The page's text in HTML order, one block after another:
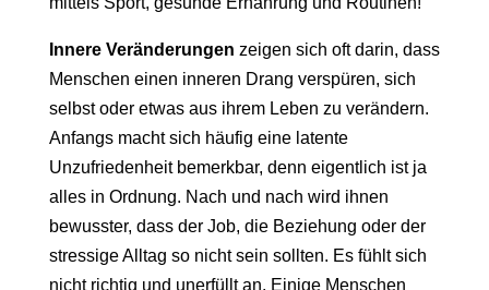
Innere Veränderungen zeigen sich oft darin, dass
Menschen einen inneren Drang verspüren, sich
selbst oder etwas aus ihrem Leben zu verändern.
Anfangs macht sich häufig eine latente
Unzufriedenheit bemerkbar, denn eigentlich ist ja
alles in Ordnung. Nach und nach wird ihnen
bewusster, dass der Job, die Beziehung oder der
stressige Alltag so nicht sein sollten. Es fühlt sich
nicht richtig und unerfüllt an. Einige Menschen